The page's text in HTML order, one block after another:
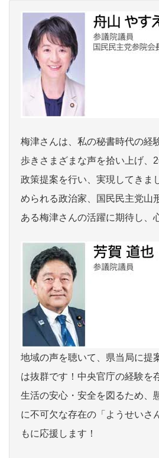
梅津さんは、私の秘書時代の経
歩きさまざまな声を拾い上げ、
政策提案を行い、実現してきま
められる政治家、国民民主党山
ある梅津さんの活躍に期待し、
地域の声を聴いて、県当局に提
は抜群です！中央官庁の経験を
生活の安心・安全を図るため、
に不可欠な存在の「ようせいさ
もに応援します！